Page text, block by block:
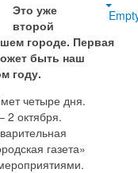
Это уже
второй
городе. Первая
быть наш
году.
четыре дня.
2 октября.
газета»